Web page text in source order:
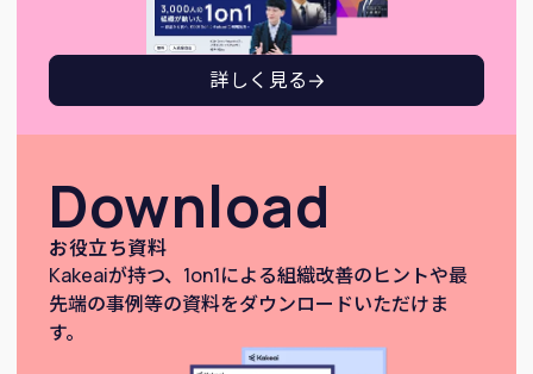
詳しく見る
Download
お役立ち資料
Kakeaiが持つ、1on1による組織改善のヒントや最
先端の事例等の資料をダウンロードいただけま
す。